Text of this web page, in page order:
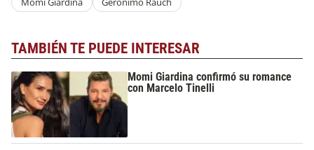
TAMBIÉN TE PUEDE INTERESAR
Momi Giardina confirmó su romance
con Marcelo Tinelli